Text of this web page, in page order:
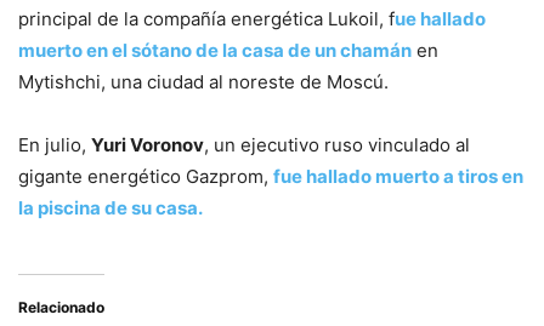
principal de la compañía energética Lukoil, fue hallado
muerto en el sótano de la casa de un chamán en
Mytishchi, una ciudad al noreste de Moscú.
En julio, Yuri Voronov, un ejecutivo ruso vinculado al
gigante energético Gazprom, fue hallado muerto a tiros en
la piscina de su casa.
Relacionado